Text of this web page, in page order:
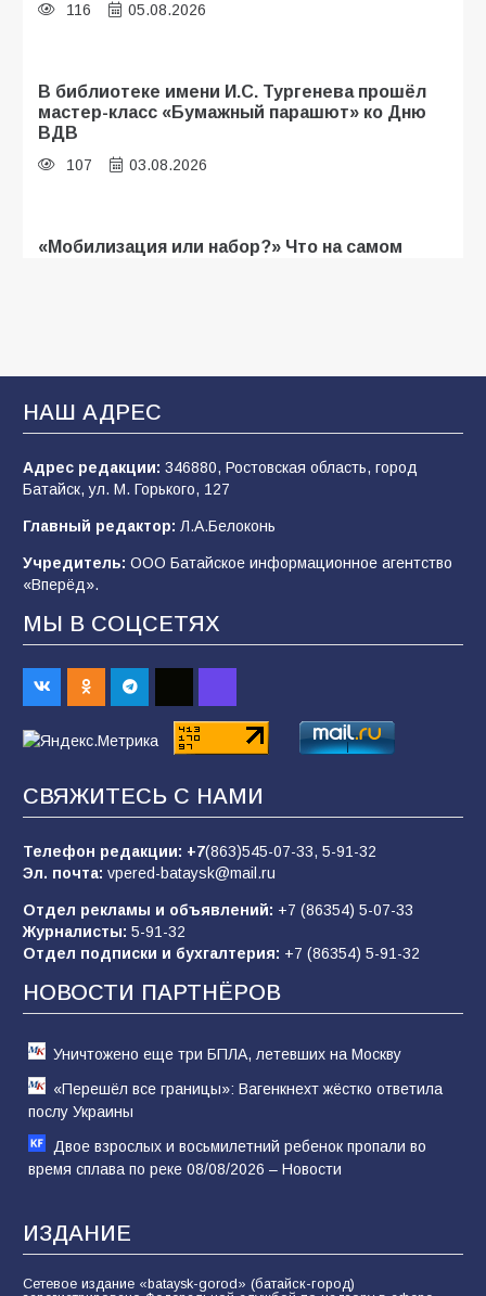
116 05.08.2026
В библиотеке имени И.С. Тургенева прошёл
мастер-класс «Бумажный парашют» ко Дню
ВДВ
107 03.08.2026
«Мобилизация или набор?» Что на самом
В Батайске продолжаются дорожные работы
104 04.08.2026
после выборов: в Госдуме дали ответ
103 06.08.2026
В детском саду № 35 дети освоили
строительные профессии в ходе
спортивного праздника
07.08.2026
«Слухами Москву не возьмёшь»: почему
заявления Киева о мобилизации — это
отчаяние, а не разведка
83 02.08.2026
Командовал боем до последнего: герой
60 05.08.2026
НАШ АДРЕС
Адрес редакции: 346880, Ростовская область, город
Батайск, ул. М. Горького, 127
Главный редактор: Л.А.Белоконь
Учредитель: ООО Батайское информационное агентство
«Вперёд».
МЫ В СОЦСЕТЯХ
СВЯЖИТЕСЬ С НАМИ
Телефон редакции: +7(863)545-07-33, 5-91-32
Эл. почта: vpered-bataysk@mail.ru
Отдел рекламы и объявлений: +7 (86354) 5-07-33
Журналисты: 5-91-32
Отдел подписки и бухгалтерия: +7 (86354) 5-91-32
НОВОСТИ ПАРТНЁРОВ
Уничтожено еще три БПЛА, летевших на Москву
«Перешёл все границы»: Вагенкнехт жёстко ответила
послу Украины
Двое взрослых и восьмилетний ребенок пропали во
время сплава по реке 08/08/2026 – Новости
ИЗДАНИЕ
Сетевое издание «bataysk-gorod» (батайск-город)